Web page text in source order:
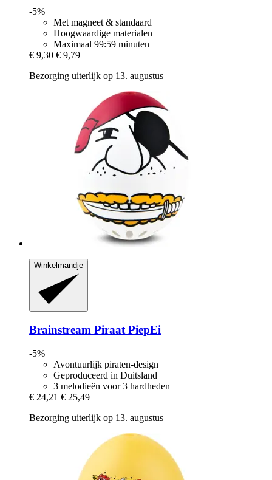
-5%
Met magneet & standaard
Hoogwaardige materialen
Maximaal 99:59 minuten
€ 9,30 € 9,79
Bezorging uiterlijk op 13. augustus
Winkelmandje
Brainstream Piraat PiepEi
-5%
Avontuurlijk piraten-design
Geproduceerd in Duitsland
3 melodieën voor 3 hardheden
€ 24,21 € 25,49
Bezorging uiterlijk op 13. augustus